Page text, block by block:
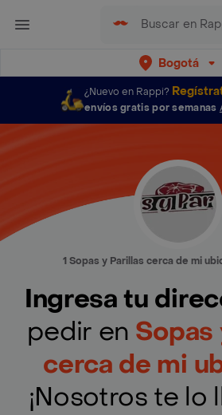
Bogotá
¿Nuevo en Rappi?
envíos gratis por semanas
1 Sopas y Parillas cerca de mi
Ingresa tu
pedir en Sopas
cerca de mi
¡Nosotros te lo